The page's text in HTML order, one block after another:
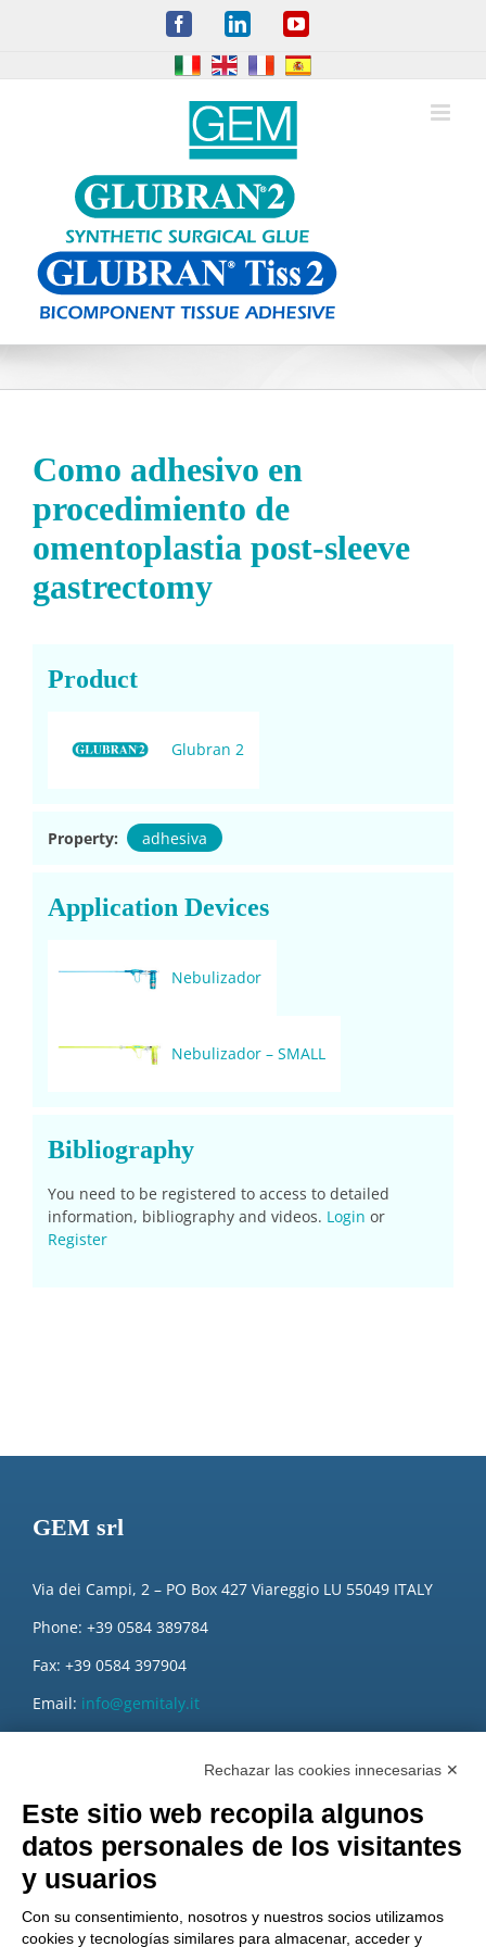
FacebookLinkedInYouTube
Como adhesivo en
procedimiento de
omentoplastia post-sleeve
gastrectomy
Product
Glubran 2
Property: adhesiva
Application Devices
Nebulizador
Nebulizador – SMALL
Bibliography
You need to be registered to access to detailed
information, bibliography and videos. Login or
Register
GEM srl
Via dei Campi, 2 – PO Box 427 Viareggio LU 55049 ITALY
Phone: +39 0584 389784
Fax: +39 0584 397904
Email: info@gemitaly.it
Rechazar las cookies innecesarias ✕
Este sitio web recopila algunos
datos personales de los visitantes
y usuarios
Con su consentimiento, nosotros y nuestros socios utilizamos
cookies y tecnologías similares para almacenar, acceder y